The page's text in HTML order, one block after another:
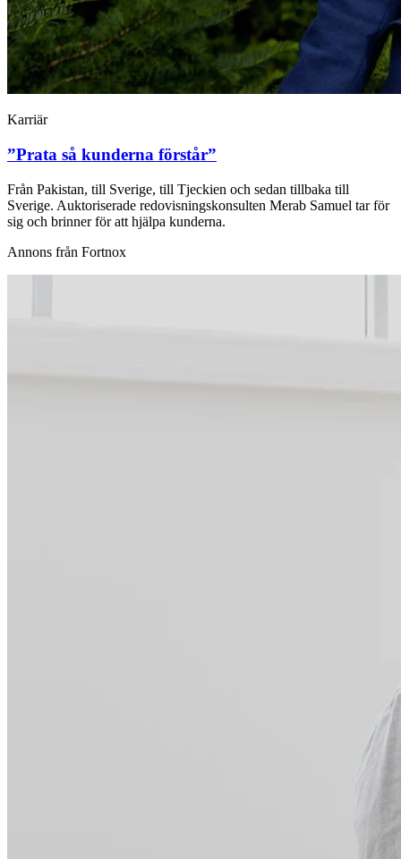
Karriär
”Prata så kunderna förstår”
Från Pakistan, till Sverige, till Tjeckien och sedan tillbaka till
Sverige. Auktoriserade redovis­ningskonsulten Merab Samuel tar för
sig och brinner för att hjälpa kunderna.
Annons från Fortnox